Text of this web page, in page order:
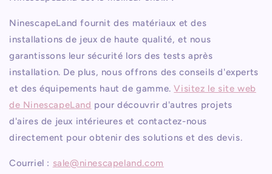
NinescapeLand fournit des matériaux et des
installations de jeux de haute qualité, et nous
garantissons leur sécurité lors des tests après
installation. De plus, nous offrons des conseils d'experts
et des équipements haut de gamme.Visitez le site web
de NinescapeLand pour découvrir d'autres projets
d'aires de jeux intérieures et contactez-nous
directement pour obtenir des solutions et des devis.
Courriel : sale@ninescapeland.com